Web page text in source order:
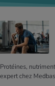
Protéines,
expert chez